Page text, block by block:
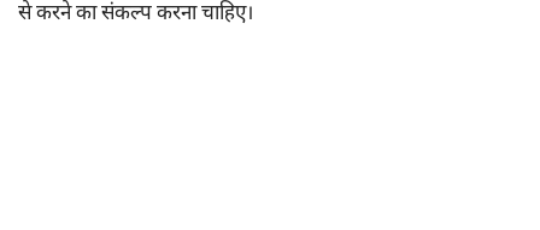
से करने का संकल्प करना चाहिए।